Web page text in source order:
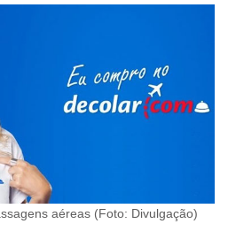
aéreas (Foto: Divulgação)